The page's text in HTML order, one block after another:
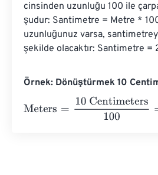
cinsinden uzunluğu 100 ile
şudur: Santimetre = Metre *
uzunluğunuz varsa,
şekilde olacaktır: Santimetre =
Örnek: Dönüştürmek 10
Meters
10 Centimeters100=0.1